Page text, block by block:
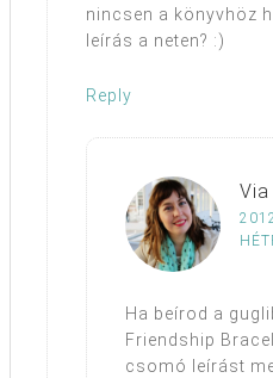
nincsen a könyvhöz
leírás a neten? :)
Reply
Via
Ha beírod a
Friendship
csomó leírást